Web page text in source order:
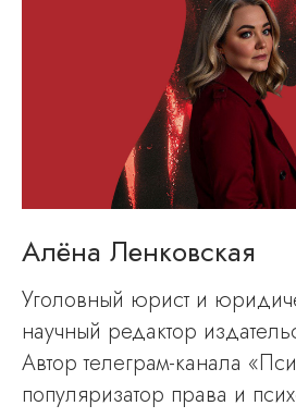
Алёна Ленковская
Уголовный юрист и
научный редактор
Автор телеграм-канала
популяризатор права и